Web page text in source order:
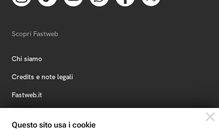
Scopri Fastweb
Chi siamo
Credits e note legali
Fastweb.it